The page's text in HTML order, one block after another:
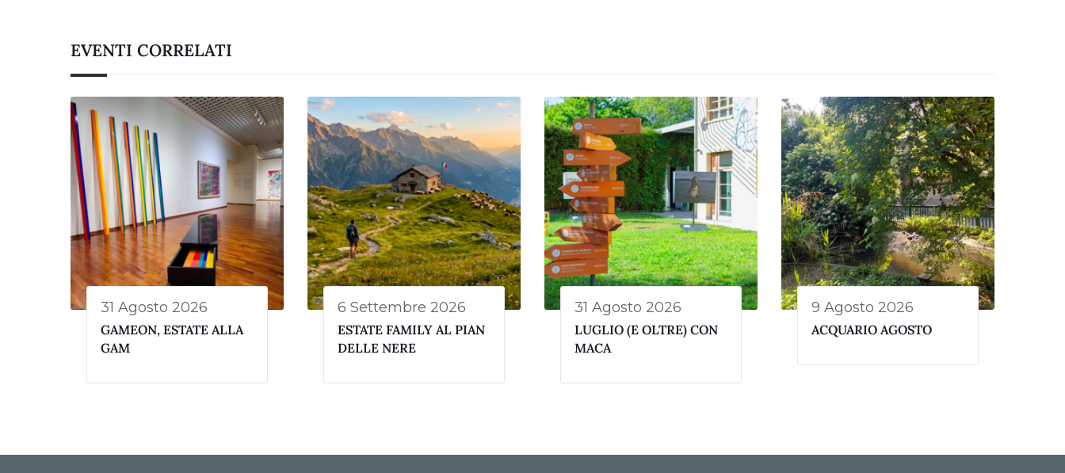
EVENTI CORRELATI
31 Agosto 2026
GAMEON, ESTATE ALLA
GAM
6 Settembre 2026
ESTATE FAMILY AL PIAN
DELLE NERE
31 Agosto 2026
LUGLIO (E OLTRE) CON
MACA
9 Agosto 2026
ACQUARIO AGOSTO